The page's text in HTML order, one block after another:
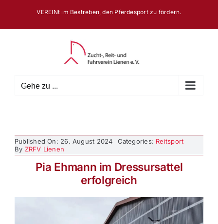
springen
VEREINt im Bestreben, den Pferdesport zu fördern.
Gehe zu ...
Published On: 26. August 2024 Categories: Reitsport
By ZRFV Lienen
Pia Ehmann im Dressursattel
erfolgreich